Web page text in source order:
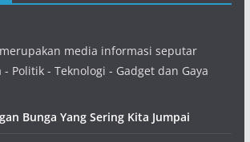
media informasi seputar
Politik - Teknologi - Gadget dan Gaya
Bunga Yang Sering Kita Jumpai